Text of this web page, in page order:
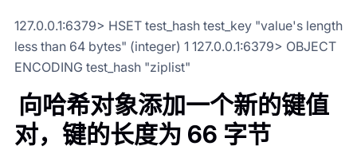
127.0.0.1:6379> HSET test_hash test_key "value's length
less than 64 bytes" (integer) 1 127.0.0.1:6379> OBJECT
ENCODING test_hash "ziplist"
向哈希对象添加一个新的键值
对，键的长度为 66 字节